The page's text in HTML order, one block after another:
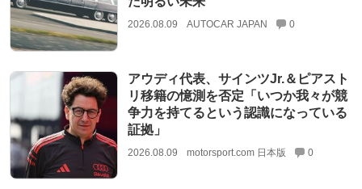
2026.08.09 AUTOCAR JAPAN 0
アウディ代表、サインツJr.＆ピアスト
リ移籍の憶測を否定「いつか我々が競
争力を持てるという認識になっている
証拠」
2026.08.09 motorsport.com 日本版 0